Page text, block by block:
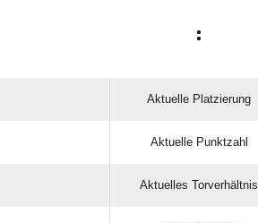
:
Aktuelle Platzierung
Aktuelle Punktzahl
Aktuelles Torverhältnis